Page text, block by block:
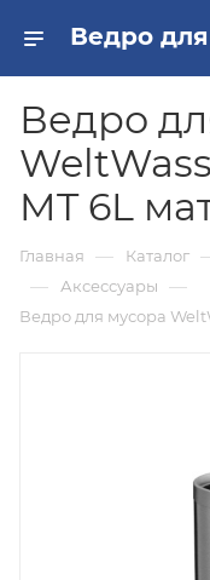
Ведро
MT 6L
Главная — Каталог
— Аксессуары —
Ведро для мусора